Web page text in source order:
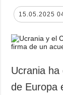
Política
Economía
Defensa
Cultura
Deportes
15.05.2025
Ucrania
de Europa